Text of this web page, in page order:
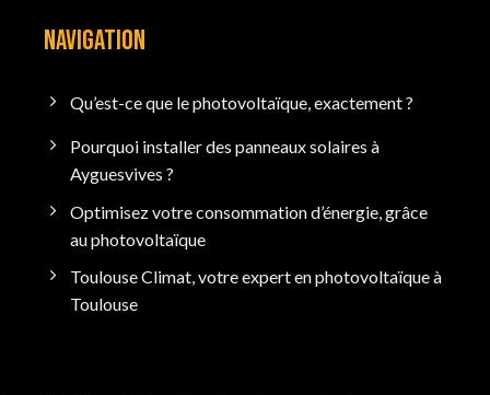
NAVIGATION
Qu’est-ce que le photovoltaïque, exactement ?
Pourquoi installer des panneaux solaires à
Ayguesvives ?
Optimisez votre consommation d’énergie, grâce
au photovoltaïque
Toulouse Climat, votre expert en photovoltaïque à
Toulouse